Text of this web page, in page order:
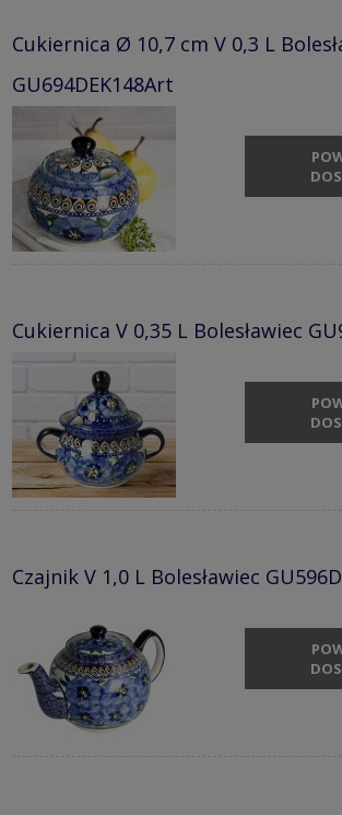
Cukiernica Ø 10,7 cm V 0,3 L
GU694DEK148Art
Cukiernica V 0,35 L Bolesławiec
Czajnik V 1,0 L Bolesławiec